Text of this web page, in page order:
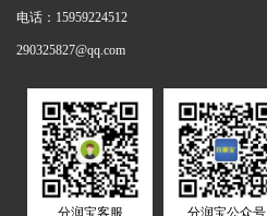
电话：15959224512
290325827@qq.com